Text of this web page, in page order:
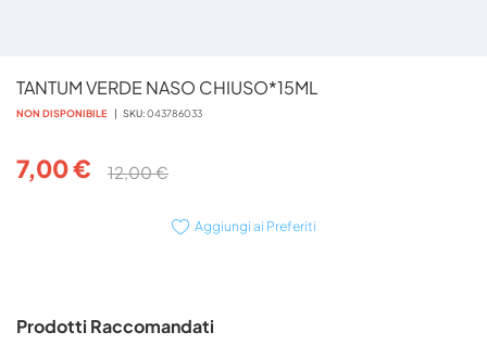
TANTUM VERDE NASO CHIUSO*15ML
NON DISPONIBILE SKU 043786033
7,00 € 12,00 €
Aggiungi ai Preferiti
all'inizio
della
immagini
Prodotti Raccomandati